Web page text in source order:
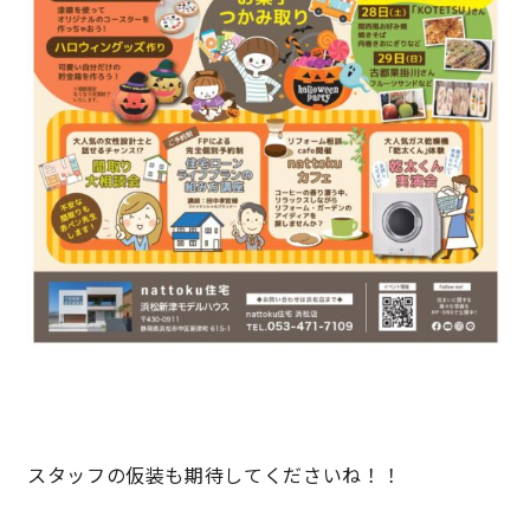
サイトマップ プライバシーポリシー
よくある質問
CLOSE
スタッフの仮装も期待してくださいね！！